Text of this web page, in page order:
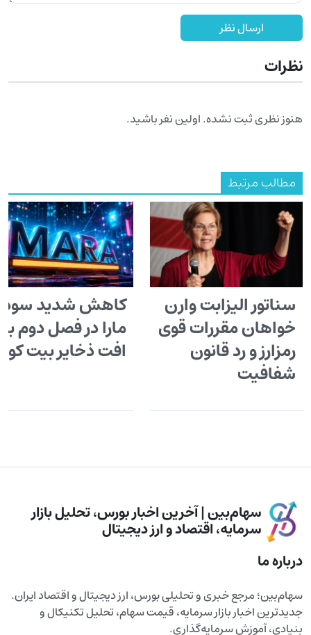
ارسال نظر
نظرات
هنوز نظری ثبت نشده. اولین نفر باشید.
مطالب مرتبط
سناتور الیزابت وارن
خواهان مقررات قوی
رمزارز و رد قانون
شفافیت
کاهش شدید سود
مارا در فصل دوم با
افت ذخایر بیت
سهام‌بین | آخرین اخبار بورس، تحلیل بازار
سرمایه، اقتصاد و ارز دیجیتال
درباره ما
سهام‌بین؛ مرجع خبری و تحلیلی بورس، ارز دیجیتال و اقتصاد ایران.
جدیدترین اخبار بازار سرمایه، قیمت سهام، تحلیل تکنیکال و
بنیادی، آموزش سرمایه‌گذاری.